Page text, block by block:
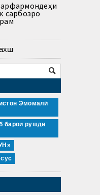
сарбозро
Эмомалӣ
барои рушди